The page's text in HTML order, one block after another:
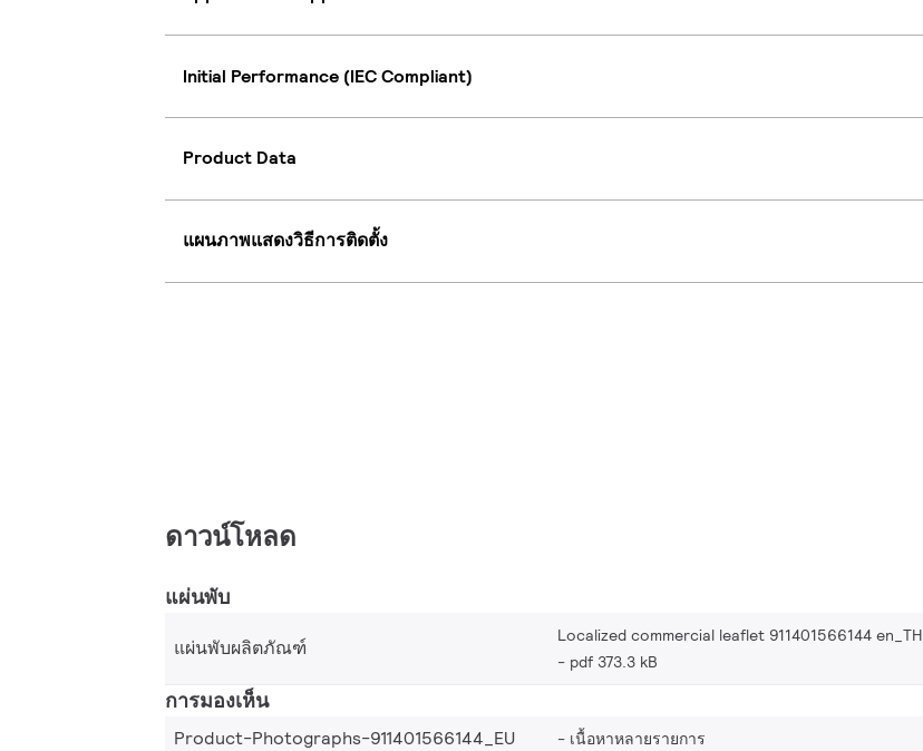
Initial Performance (IEC Compliant)
Product Data
แผนภาพแสดงวิธีการติดตั้ง
ดาวน์โหลด
แผ่นพับ
แผ่นพับผลิตภัณฑ์
Localized commercial leaflet 911401566144 en_TH
pdf 373.3 kB
การมองเห็น
Product-Photographs-911401566144_EU เนื้อหาหลายรายการ